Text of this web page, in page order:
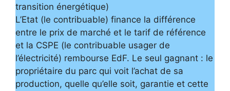
transition énergétique)
L’Etat (le contribuable) finance la différence
entre le prix de marché et le tarif de référence
et la CSPE (le contribuable usager de
l’électricité) rembourse EdF. Le seul gagnant : le
propriétaire du parc qui voit l’achat de sa
production, quelle qu’elle soit, garantie et cette